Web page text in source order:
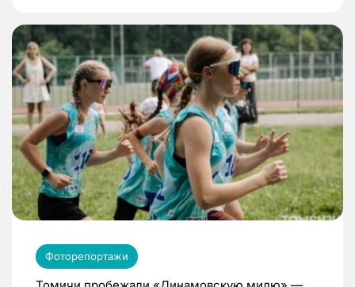
Фоторепортажи